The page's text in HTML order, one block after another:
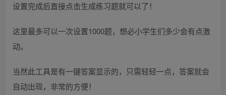
设置完成后直接点击生成练习题就可以了！
这里最多可以一次设置1000题，想必小学生们多少会有点激
动。
当然此工具是有一键答案显示的，只需轻轻一点，答案就会
自动出现，非常的方便！